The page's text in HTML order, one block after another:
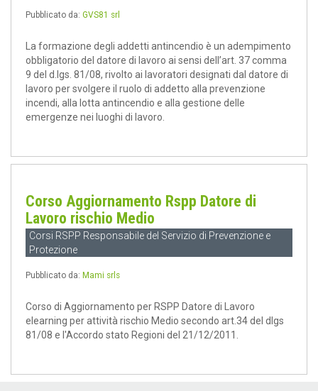
Pubblicato da: GVS81 srl
La formazione degli addetti antincendio è un adempimento
obbligatorio del datore di lavoro ai sensi dell’art. 37 comma
9 del d.lgs. 81/08, rivolto ai lavoratori designati dal datore di
lavoro per svolgere il ruolo di addetto alla prevenzione
incendi, alla lotta antincendio e alla gestione delle
emergenze nei luoghi di lavoro.
Corso Aggiornamento Rspp Datore di
Lavoro rischio Medio
Corsi RSPP Responsabile del Servizio di Prevenzione e
Protezione
Pubblicato da: Mami srls
Corso di Aggiornamento per RSPP Datore di Lavoro
elearning per attività rischio Medio secondo art.34 del dlgs
81/08 e l'Accordo stato Regioni del 21/12/2011.